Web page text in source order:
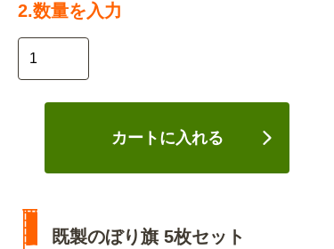
2.数量を入力
カートに入れる
既製のぼり旗 5枚セット